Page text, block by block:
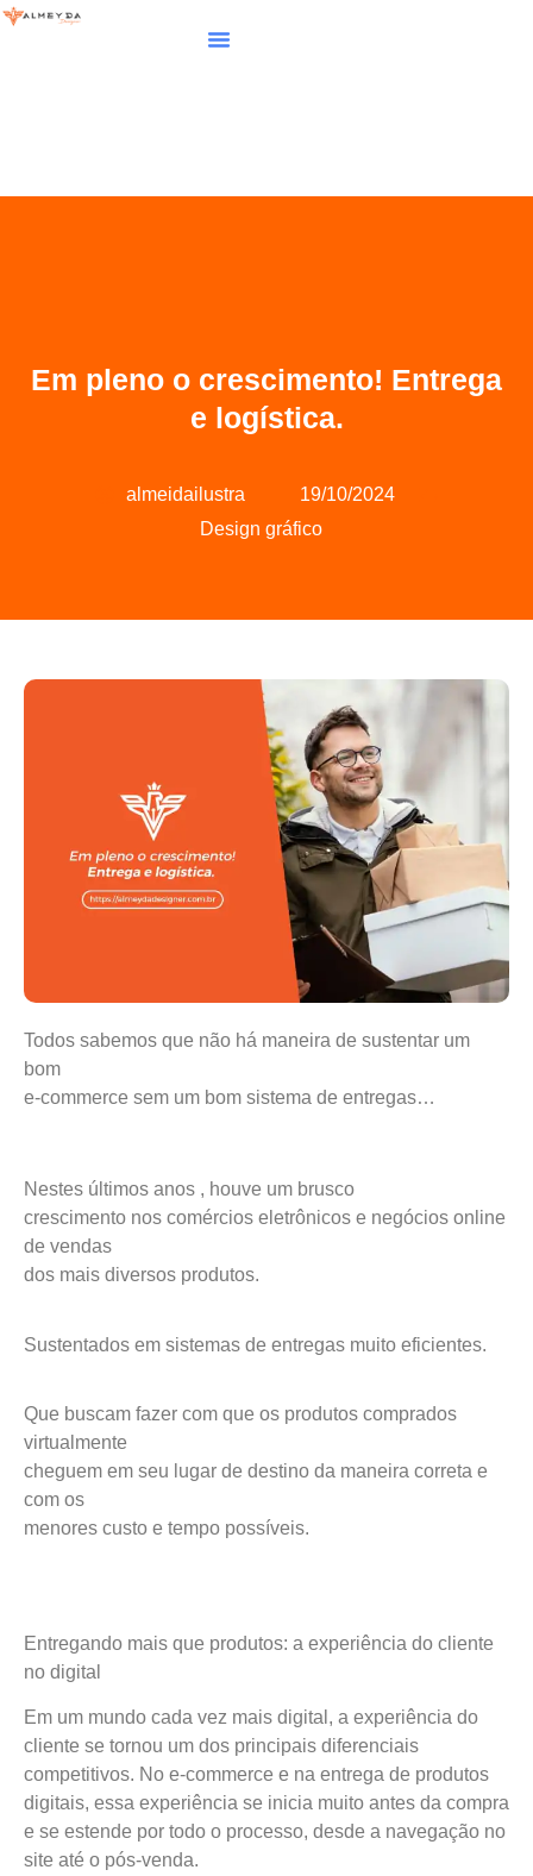
Em pleno o crescimento! Entrega
e logística.
almeidailustra
19/10/2024
Design gráfico
Todos sabemos que não há maneira de sustentar um
bom
e-commerce sem um bom sistema de entregas…
Nestes últimos anos , houve um brusco
crescimento nos comércios eletrônicos e negócios online
de vendas
dos mais diversos produtos.
Sustentados em sistemas de entregas muito eficientes.
Que buscam fazer com que os produtos comprados
virtualmente
cheguem em seu lugar de destino da maneira correta e
com os
menores custo e tempo possíveis.
Entregando mais que produtos: a experiência do cliente
no digital
Em um mundo cada vez mais digital, a experiência do
cliente se tornou um dos principais diferenciais
competitivos. No e-commerce e na entrega de produtos
digitais, essa experiência se inicia muito antes da compra
e se estende por todo o processo, desde a navegação no
site até o pós-venda.